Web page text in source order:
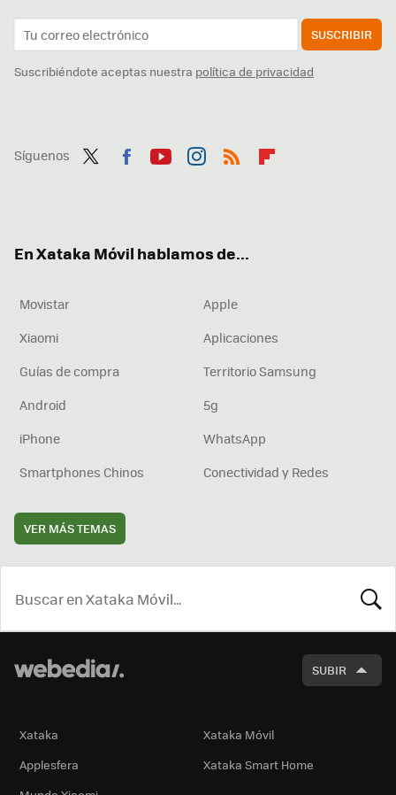
SUSCRIBIR
Suscribiéndote aceptas nuestra política de privacidad
Síguenos
En Xataka Móvil hablamos de...
Movistar
Apple
Xiaomi
Aplicaciones
Guías de compra
Territorio Samsung
Android
5g
iPhone
WhatsApp
Smartphones Chinos
Conectividad y Redes
VER MÁS TEMAS
SUBIR
Xataka
Xataka Móvil
Applesfera
Xataka Smart Home